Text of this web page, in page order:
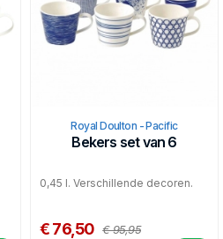
Royal Doulton - Pacific
Bekers set van 6
0,45 l. Verschillende decoren.
€ 76,50 € 95,95